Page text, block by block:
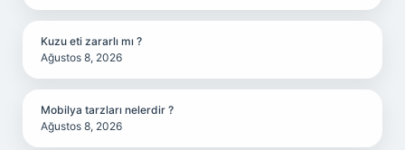
Kuzu eti zararlı mı ?
Ağustos 8, 2026
Mobilya tarzları nelerdir ?
Ağustos 8, 2026